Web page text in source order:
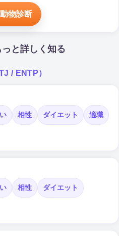
物診断
と詳しく知る
/ ENTP）
相性 ダイエット 適職
相性 ダイエット